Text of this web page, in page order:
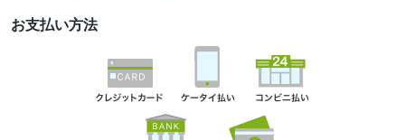
お支払い方法